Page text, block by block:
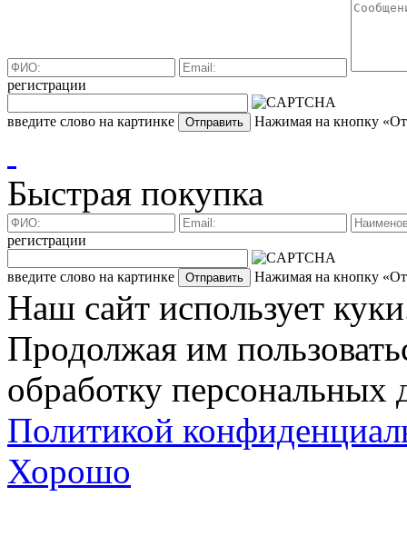
регистрации
введите слово на картинке Нажимая на кнопку
Быстрая покупка
регистрации
введите слово на картинке Нажимая на кнопку
Наш сайт использует
Продолжая им
обработку персональных
Политикой
Хорошо